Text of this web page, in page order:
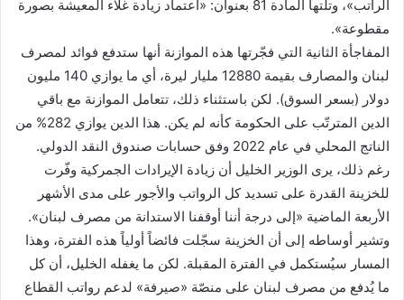
الراتب»، وتلتها المادة 81 بعنوان: «اعتماد زيادة غلاء المعيشة بصورة
مقطوعة».
المفاجأة الثانية التي فجّرتها هذه الموازنة أنها ستدفع فوائد لمصرف
لبنان والمصارف بقيمة 12880 مليار ليرة، أي ما يوازي 140 مليون
دولار (بسعر السوق). لكن باستثناء ذلك، تتعامل الموازنة مع باقي
الدين المترتّب على الحكومة كأنه لم يكن. هذا الدين يوازي 282% من
الناتج المحلي في عام 2022 وفق حسابات صندوق النقد الدولي.
رغم ذلك، يرى الوزير الخليل أن زيادة الإيرادات الجمركية وفّرت
للخزينة القدرة على تسديد كل الرواتب والأجور على مدى الأشهر
الأربعة الماضية «إلى درجة أننا أوقفنا الاستدانة من مصرف لبنان».
وتشير أوساطه إلى أن الخزينة سجّلت فائضاً أولياً هذه الفترة، وهذا
المسار سيُستكمل في الفترة المقبلة. لكن ما يغفله الخليل، أن كل
ما يُدفع من مصرف لبنان على منصّة «صيرفة» لدعم رواتب القطاع